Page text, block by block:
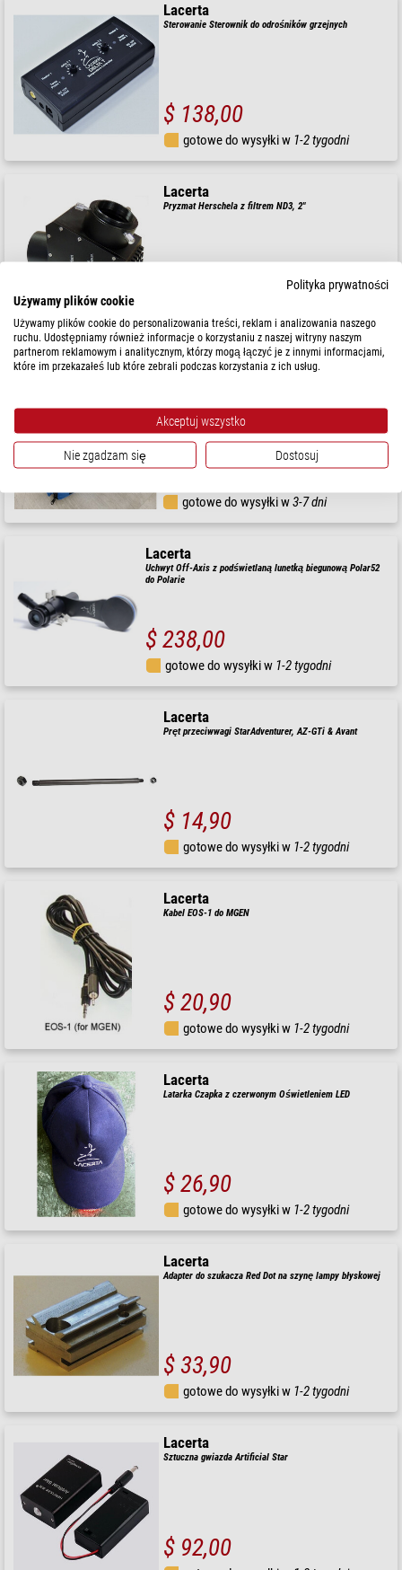
Lacerta
Sterowanie Sterownik do odrośników grzejnych
$ 138,00
gotowe do wysyłki w 1-2 tygodni
Lacerta
Pryzmat Herschela z filtrem ND3, 2"
gotowe do wysyłki w24 godziny
Lacerta
$ 87,00
gotowe do wysyłki w3-7 dni
Lacerta
Uchwyt Off-Axis z podświetlaną lunetką biegunową Polar52
do Polarie
$ 238,00
gotowe do wysyłki w 1-2 tygodni
Lacerta
Pręt przeciwwagi StarAdventurer, AZ-GTi & Avant
$ 14,90
gotowe do wysyłki w 1-2 tygodni
Lacerta
Kabel EOS-1 do MGEN
$ 20,90
gotowe do wysyłki w 1-2 tygodni
Lacerta
Latarka Czapka z czerwonym Oświetleniem LED
$ 26,90
gotowe do wysyłki w 1-2 tygodni
Lacerta
Adapter do szukacza Red Dot na szynę lampy błyskowej
$ 33,90
gotowe do wysyłki w 1-2 tygodni
Lacerta
Sztuczna gwiazda Artificial Star
$ 92,00
Polityka prywatności
Używamy plików cookie
Używamy plików cookie do personalizowania treści, reklam i analizowania naszego
ruchu. Udostępniamy również informacje o korzystaniu z naszej witryny naszym
partnerom reklamowym i analitycznym, którzy mogą łączyć je z innymi informacjami,
które im przekazałeś lub które zebrali podczas korzystania z ich usług.
Akceptuj wszystko
Nie zgadzam się Dostosuj